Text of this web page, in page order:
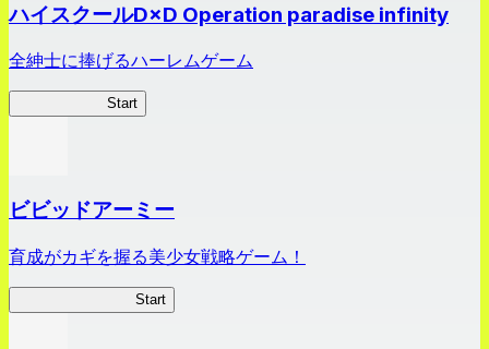
ハイスクールD×D Operation paradise infinity
全紳士に捧げるハーレムゲーム
Start
ビビッドアーミー
育成がカギを握る美少女戦略ゲーム！
Start